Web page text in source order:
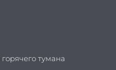
тумана